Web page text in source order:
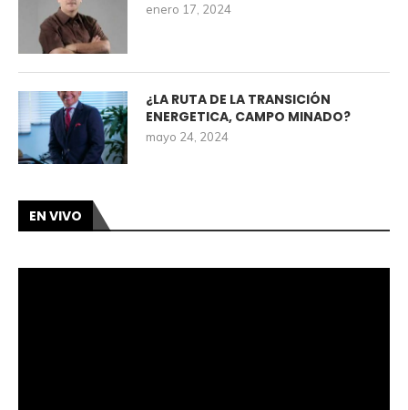
enero 17, 2024
¿LA RUTA DE LA TRANSICIÓN
ENERGETICA, CAMPO MINADO?
mayo 24, 2024
EN VIVO